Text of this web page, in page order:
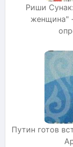
Риши
женщина"
Путин готов